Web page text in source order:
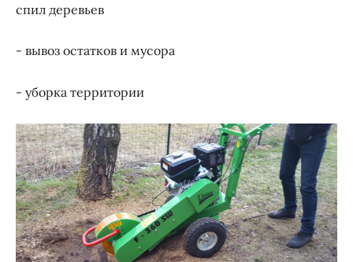
спил деревьев
- вывоз остатков и мусора
- уборка территории